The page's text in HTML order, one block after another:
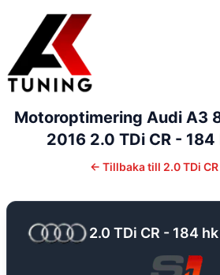
Motoroptimering Audi A3
2016 2.0 TDi CR - 184
← Tillbaka till 2.0 TDi
2.0 TDi CR - 184 hk